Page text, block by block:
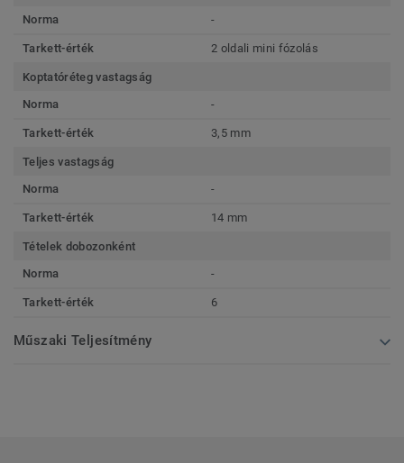
Norma
-
Tarkett-érték 2 oldali mini fózolás
Koptatóréteg vastagság
Norma
-
Tarkett-érték 3,5 mm
Teljes vastagság
Norma
-
Tarkett-érték 14 mm
Tételek dobozonként
Norma
-
Tarkett-érték 6
Műszaki Teljesítmény